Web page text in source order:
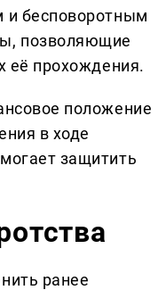
и бесповоротным
позволяющие
её прохождения.
положение
в ходе
защитить
ранее